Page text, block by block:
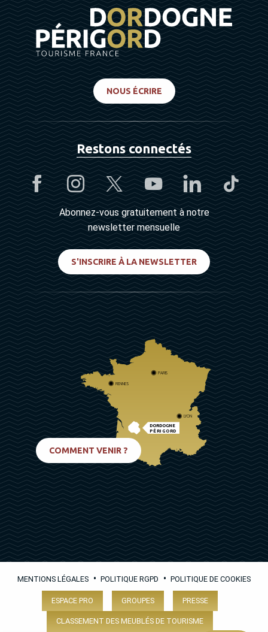
NOUS ÉCRIRE
Restons connectés
Abonnez-vous gratuitement à notre
newsletter mensuelle
S'INSCRIRE À LA NEWSLETTER
DORDOGNE
PÉRIGORD
PARIS
RENNES
LYON
COMMENT VENIR ?
MENTIONS LÉGALES • POLITIQUE RGPD • POLITIQUE DE COOKIES
ESPACE PRO GROUPES PRESSE
CLASSEMENT DES MEUBLÉS DE TOURISME